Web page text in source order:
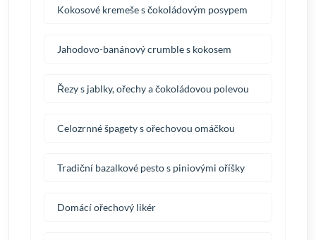
Kokosové kremeše s čokoládovým posypem
Jahodovo-banánový crumble s kokosem
Řezy s jablky, ořechy a čokoládovou polevou
Celozrnné špagety s ořechovou omáčkou
Tradiční bazalkové pesto s piniovými oříšky
Domácí ořechový likér